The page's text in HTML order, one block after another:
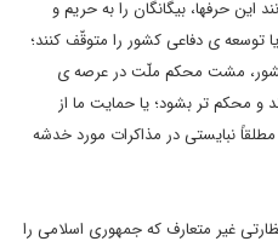
این حرفها، بیگانگان را به حریم و
توسعه ی دفاعی کشور را متوقّف کنند؛
کشور، مشت محکم ملّت در عرصه ی
و محکم تر بشود؛ یا حمایت ما از
مطلقاً نبایستی در مذاکرات مورد خدشه
غیر متعارف که جمهوری اسلامی را